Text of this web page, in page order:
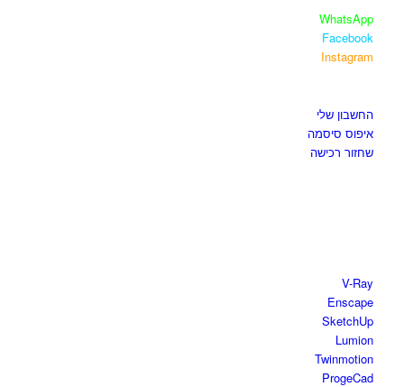
WhatsApp
Facebook
Instagram
החשבון שלי
איפוס סיסמה
שחזור רכישה
V-Ray
Enscape
SketchUp
Lumion
Twinmotion
ProgeCad